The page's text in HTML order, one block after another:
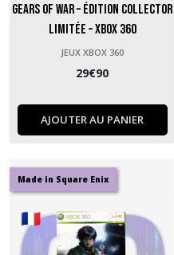
Gears of War – Édition Collector
Limitée – Xbox 360
JEUX XBOX 360
29€90
AJOUTER AU PANIER
Made in Square Enix